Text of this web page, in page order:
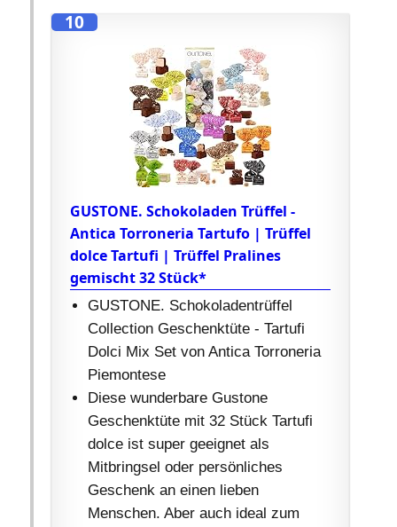
10
GUSTONE. Schokoladen Trüffel -
Antica Torroneria Tartufo | Trüffel
dolce Tartufi | Trüffel Pralines
gemischt 32 Stück*
GUSTONE. Schokoladentrüffel
Collection Geschenktüte - Tartufi
Dolci Mix Set von Antica Torroneria
Piemontese
Diese wunderbare Gustone
Geschenktüte mit 32 Stück Tartufi
dolce ist super geeignet als
Mitbringsel oder persönliches
Geschenk an einen lieben
Menschen. Aber auch ideal zum